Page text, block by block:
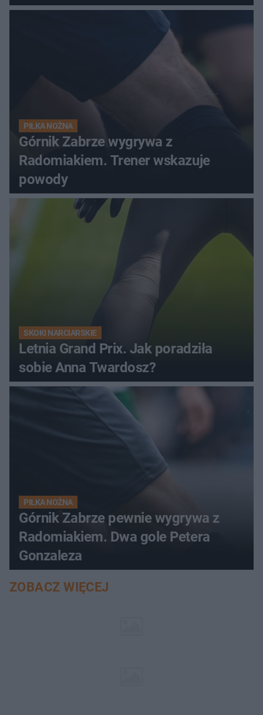
PIŁKA NOŻNA
Górnik Zabrze wygrywa z
Radomiakiem. Trener wskazuje
powody
SKOKI NARCIARSKIE
Letnia Grand Prix. Jak poradziła
sobie Anna Twardosz?
PIŁKA NOŻNA
Górnik Zabrze pewnie wygrywa z
Radomiakiem. Dwa gole Petera
Gonzaleza
ZOBACZ WIĘCEJ